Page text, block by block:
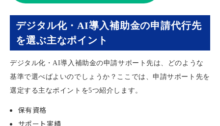
デジタル化・AI導入補助金の申請代行先
を選ぶ主なポイント
デジタル化・AI導入補助金の申請サポート先は、どのような
基準で選べばよいのでしょうか？ここでは、申請サポート先を
選定する主なポイントを5つ紹介します。
保有資格
サポート実績